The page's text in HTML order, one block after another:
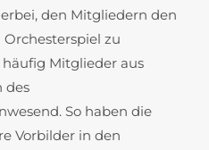
den Mitgliedern den
zu
Mitglieder aus
des
So haben die
Vorbilder in den